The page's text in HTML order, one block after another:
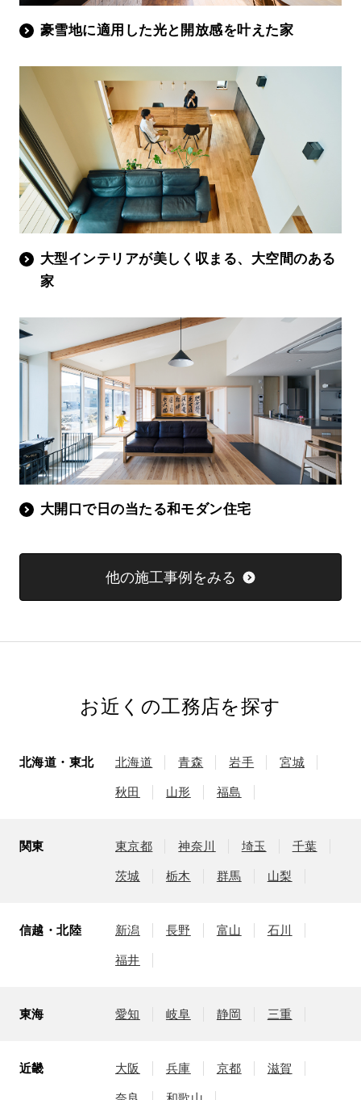
豪雪地に適用した光と開放感を叶えた家
大型インテリアが美しく収まる、大空間のある
家
大開口で日の当たる和モダン住宅
他の施工事例をみる
お近くの工務店を探す
北海道・東北 北海道 青森 岩手 宮城
秋田 山形 福島
関東 東京都 神奈川 埼玉 千葉
茨城 栃木 群馬 山梨
信越・北陸 新潟 長野 富山 石川
福井
東海 愛知 岐阜 静岡 三重
近畿 大阪 兵庫 京都 滋賀